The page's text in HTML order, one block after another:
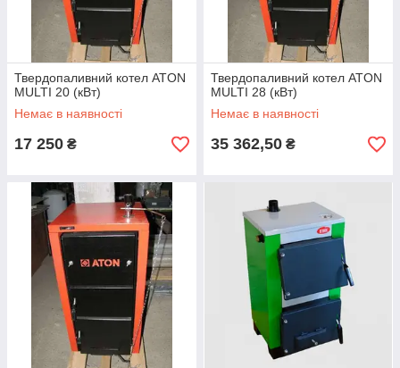
Твердопаливний котел ATON
MULTI 20 (кВт)
Немає в наявності
17 250 ₴
Твердопаливний котел ATON
MULTI 28 (кВт)
Немає в наявності
35 362,50 ₴